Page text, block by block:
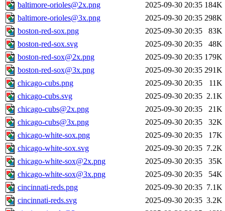
baltimore-orioles@2x.png
2025-09-30 20:35 184K
baltimore-orioles@3x.png
2025-09-30 20:35 298K
boston-red-sox.png
2025-09-30 20:35
83K
boston-red-sox.svg
2025-09-30 20:35
48K
boston-red-sox@2x.png
2025-09-30 20:35 179K
boston-red-sox@3x.png
2025-09-30 20:35 291K
chicago-cubs.png
2025-09-30 20:35
11K
chicago-cubs.svg
2025-09-30 20:35 2.1K
chicago-cubs@2x.png
2025-09-30 20:35
21K
chicago-cubs@3x.png
2025-09-30 20:35
32K
chicago-white-sox.png
2025-09-30 20:35
17K
chicago-white-sox.svg
2025-09-30 20:35 7.2K
chicago-white-sox@2x.png
2025-09-30 20:35
35K
chicago-white-sox@3x.png
2025-09-30 20:35
54K
cincinnati-reds.png
2025-09-30 20:35 7.1K
cincinnati-reds.svg
2025-09-30 20:35 3.2K